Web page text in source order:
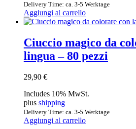
Delivery Time: ca. 3-5 Werktage
Aggiungi al carrello
Ciuccio magico da
lingua – 80 pezzi
29,90 €
Includes 10% MwSt.
plus shipping
Delivery Time: ca. 3-5 Werktage
Aggiungi al carrello